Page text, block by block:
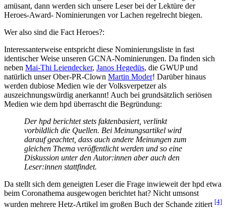
amüsant, dann werden sich unsere Leser bei der Lektüre der
Heroes-Award- Nominierungen vor Lachen regelrecht biegen.
Wer also sind die Fact Heroes?:
Interessanterweise entspricht diese Nominierungsliste in fast
identischer Weise unseren GCNA-Nominierungen. Da finden sich
neben Mai-Thi Leiendecker, Janos Hegedüs, die GWUP und
natürlich unser Ober-PR-Clown Martin Moder! Darüber hinaus
werden dubiose Medien wie der Volksverpetzer als
auszeichnungswürdig anerkannt! Auch bei grundsätzlich seriösen
Medien wie dem hpd überrascht die Begründung:
Der hpd berichtet stets faktenbasiert, verlinkt
vorbildlich die Quellen. Bei Meinungsartikel wird
darauf geachtet, dass auch andere Meinungen zum
gleichen Thema veröffentlicht werden und so eine
Diskussion unter den Autor:innen aber auch den
Leser:innen stattfindet.
Da stellt sich dem geneigten Leser die Frage inwieweit der hpd etwa
beim Coronathema ausgewogen berichtet hat? Nicht umsonst
wurden mehrere Hetz-Artikel im großen Buch der Schande zitiert [4]